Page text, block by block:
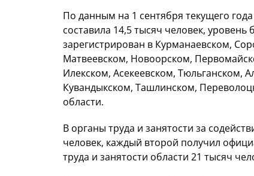
По данным на 1 сентября текущего
составила 14,5 тысяч человек,
зарегистрирован в Курманаевском,
Матвеевском, Новоорском,
Илекском, Асекеевском, Тюльганском,
Кувандыкском, Ташлинском,
области.
В органы труда и занятости за
человек, каждый второй получил
труда и занятости области 21 тысяч